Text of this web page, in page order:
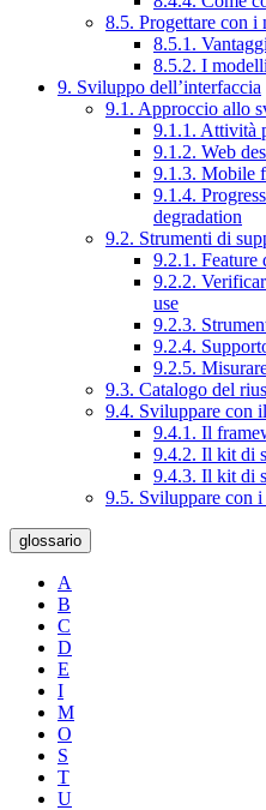
8.5. Progettare con
8.5.1.
8.5.2. I
9. Sviluppo dell’interfaccia
9.1. Approccio allo
9.1.1. Attività
9.1.2. Web
9.1.3. Mobile
9.1.4.
degradation
9.2. Strumenti di
9.2.1. Feature
9.2.2.
use
9.2.3.
9.2.4.
9.2.5.
9.3. Catalogo del
9.4. Sviluppare con
9.4.1. Il
9.4.2. Il kit di
9.4.3. Il kit di
9.5. Sviluppare con
glossario
A
B
C
D
E
I
M
O
S
T
U